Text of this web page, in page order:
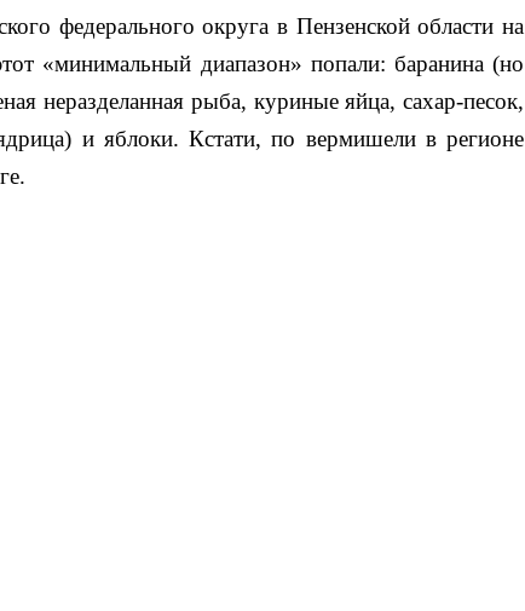
федерального округа в Пензенской области на
«минимальный диапазон» попали: баранина (но
неразделанная рыба, куриные яйца, сахар-песок,
и яблоки. Кстати, по вермишели в регионе